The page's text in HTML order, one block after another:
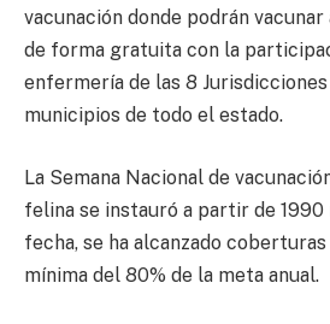
vacunación donde podrán
de forma gratuita con la
enfermería de las 8
municipios de todo el estado.
La Semana Nacional de
felina se instauró a partir de 1990
fecha, se ha alcanzado
mínima del 80% de la meta anual.